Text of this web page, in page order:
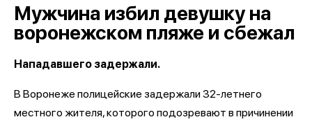
Мужчина избил девушку на
воронежском пляже и сбежал
Нападавшего задержали.
В Воронеже полицейские задержали 32-летнего
местного жителя, которого подозревают в причинении